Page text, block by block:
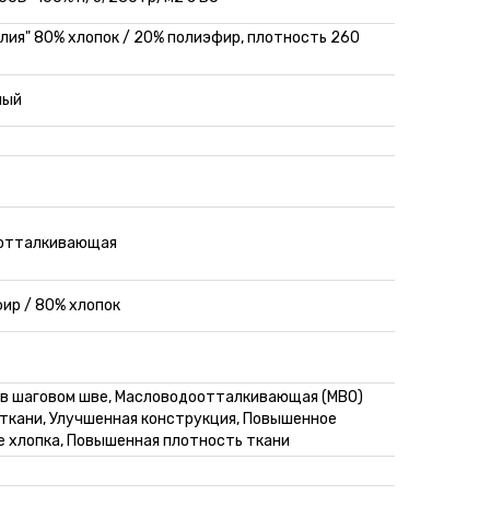
80% хлопок / 20% полиэфир, плотность 260
/ 80% хлопок
шаговом шве, Масловодоотталкивающая (МВО)
Улучшенная конструкция, Повышенное
хлопка, Повышенная плотность ткани